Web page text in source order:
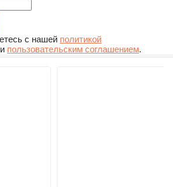
с нашей политикой
и пользовательским соглашением.